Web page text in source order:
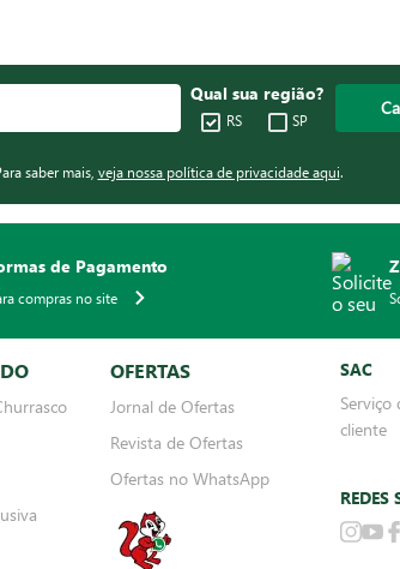
Qual sua região?
RS SP
saber mais, veja nossa política de privacidade aqui.
de Pagamento
compras no site
OFERTAS
Jornal de Ofertas
Revista de Ofertas
Ofertas no WhatsApp
SAC
cliente
REDES